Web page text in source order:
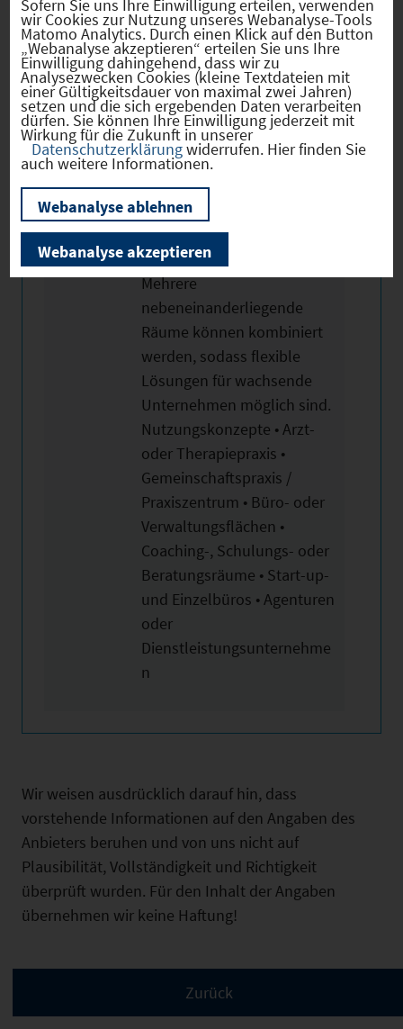
Praxisgemeinschaften,
Schulungszentren,
Beratungsunternehmen
oder moderne
Bürokonzepte.
Obergeschoss – ideal für
Neustarter & kleine Teams:
Zusätzlich bietet das
Obergeschoss kleinere,
separat anmietbare Räume
ab ca. 14 m² bis ca. 45 m².
Mehrere
nebeneinanderliegende
Räume können kombiniert
werden, sodass flexible
Lösungen für wachsende
Unternehmen möglich sind.
Nutzungskonzepte • Arzt-
oder Therapiepraxis •
Gemeinschaftspraxis /
Praxiszentrum • Büro- oder
Verwaltungsflächen •
Coaching-, Schulungs- oder
Beratungsräume • Start-up-
und Einzelbüros • Agenturen
oder
Dienstleistungsunternehme
n
Wir weisen ausdrücklich darauf hin, dass
vorstehende Informationen auf den Angaben des
Anbieters beruhen und von uns nicht auf
Plausibilität, Vollständigkeit und Richtigkeit
überprüft wurden. Für den Inhalt der Angaben
übernehmen wir keine Haftung!
Sofern Sie uns Ihre Einwilligung erteilen, verwenden
wir Cookies zur Nutzung unseres Webanalyse-Tools
Matomo Analytics. Durch einen Klick auf den Button
„Webanalyse akzeptieren“ erteilen Sie uns Ihre
Einwilligung dahingehend, dass wir zu
Analysezwecken Cookies (kleine Textdateien mit
einer Gültigkeitsdauer von maximal zwei Jahren)
setzen und die sich ergebenden Daten verarbeiten
dürfen. Sie können Ihre Einwilligung jederzeit mit
Wirkung für die Zukunft in unserer
Datenschutzerklärungwiderrufen. Hier finden Sie
auch weitere Informationen.
Webanalyse ablehnen
Webanalyse akzeptieren